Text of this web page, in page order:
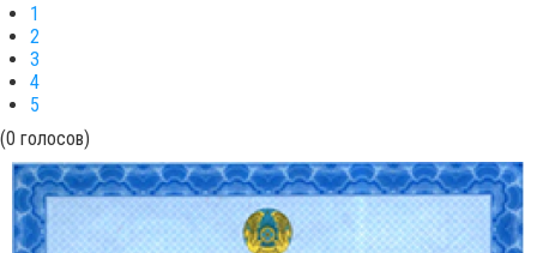
1
2
3
4
5
(0 голосов)